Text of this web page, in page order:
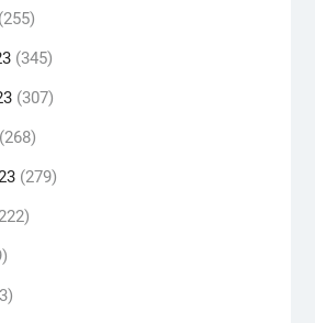
(345)
(307)
(279)